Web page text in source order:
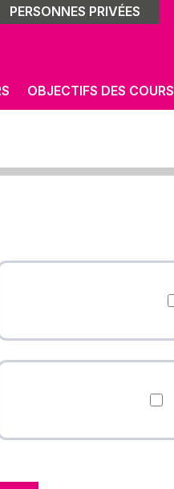
PERSONNES PRIVÉES
OBJECTIFS DES COURS